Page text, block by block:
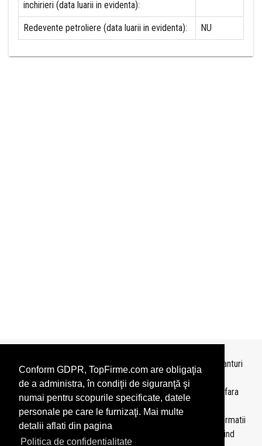
Conform GDPR, TopFirme.com are obligaţia
de a administra, în condiţii de siguranţă şi
numai pentru scopurile specificate, datele
personale pe care le furnizaţi. Mai multe
detalii aflati din pagina
Politica de confidentialitate
inchirieri (data luarii in evidenta):
Redevente petroliere (data luarii in evidenta): NU
Topurile sunt realizate deTopFirme
pe baza ultimelor bilanturi
depuse si au scop informativ.
Este interzisa folosirea topurilor fara acordul TopFirme si fara
precizarea sursei.
Daca doriti sa achizitionati
topuri personalizate
sau informatii
despre agentii economici va rugam sa ne contactati folosind